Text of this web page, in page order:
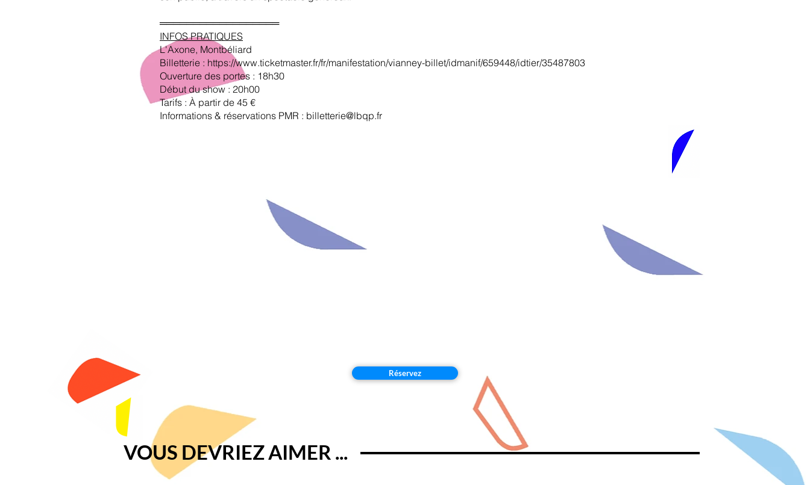
══════════════════
INFOS PRATIQUES
L'Axone, Montbéliard
Billetterie : https://www.ticketmaster.fr/fr/manifestation/vianney-billet/idmanif/659448/idtier/35487803
Ouverture des portes : 18h30
Début du show : 20h00
Tarifs : À partir de 45 €
Informations & réservations PMR : billetterie@lbqp.fr
VOUS DEVRIEZ AIMER ...
Réservez